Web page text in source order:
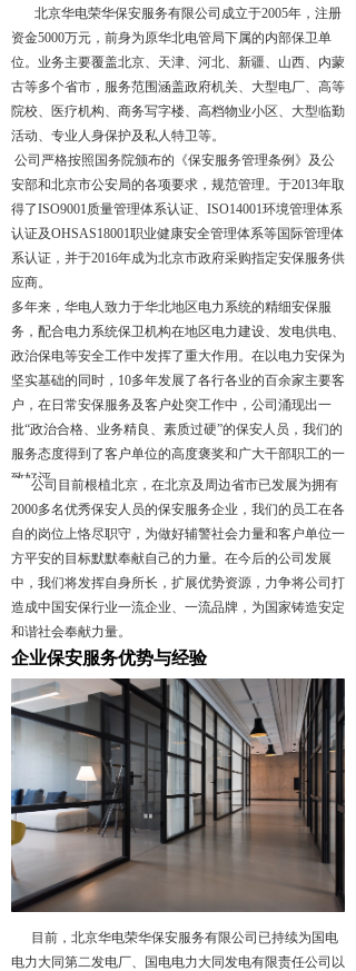
北京华电荣华保安服务有限公司成立于2005年，注册
资金5000万元，前身为原华北电管局下属的内部保卫单
位。业务主要覆盖北京、天津、河北、新疆、山西、内蒙
古等多个省市，服务范围涵盖政府机关、大型电厂、高等
院校、医疗机构、商务写字楼、高档物业小区、大型临勤
活动、专业人身保护及私人特卫等。
公司严格按照国务院颁布的《保安服务管理条例》及公
安部和北京市公安局的各项要求，规范管理。于2013年取
得了ISO9001质量管理体系认证、ISO14001环境管理体系
认证及OHSAS18001职业健康安全管理体系等国际管理体
系认证，并于2016年成为北京市政府采购指定安保服务供
应商。
多年来，华电人致力于华北地区电力系统的精细安保服
务，配合电力系统保卫机构在地区电力建设、发电供电、
政治保电等安全工作中发挥了重大作用。在以电力安保为
坚实基础的同时，10多年发展了各行各业的百余家主要客
户，在日常安保服务及客户处突工作中，公司涌现出一
批“政治合格、业务精良、素质过硬”的保安人员，我们的
服务态度得到了客户单位的高度褒奖和广大干部职工的一
致好评。
公司目前根植北京，在北京及周边省市已发展为拥有
2000多名优秀保安人员的保安服务企业，我们的员工在各
自的岗位上恪尽职守，为做好辅警社会力量和客户单位一
方平安的目标默默奉献自己的力量。在今后的公司发展
中，我们将发挥自身所长，扩展优势资源，力争将公司打
造成中国安保行业一流企业、一流品牌，为国家铸造安定
和谐社会奉献力量。
企业保安服务优势与经验
目前，北京华电荣华保安服务有限公司已持续为国电
电力大同第二发电厂、国电电力大同发电有限责任公司以